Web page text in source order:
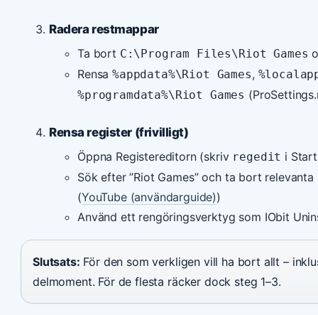
Radera restmappar
Ta bort C:\Program Files\Riot Games
Rensa%appdata%\Riot Games,
%programdata%\Riot Games
Rensa register (frivilligt)
Öppna Registereditorn (skriv regedit i
Sök efter ”Riot Games” och ta bort
(YouTube (användarguide))
Använd ett rengöringsverktyg som IObit
Slutsats: För den som verkligen vill ha bort allt –
delmoment. För de flesta räcker dock steg 1–3.